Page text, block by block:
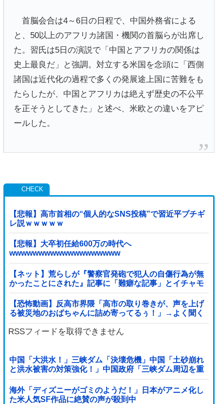
首脳会合は4～6日の日程で、中国外務省による
と、50以上のアフリカ諸国・機関の首脳らが出席し
た。習氏は5日の演説で「中国とアフリカの関係は
史上最良だ」と強調。対立する米国を念頭に「西側
諸国は近代化の過程で多くの発展途上国に苦難をも
たらしたが、中国とアフリカは絶えず歴史の不公平
を正そうとしてきた」と述べ、米欧との違いをアピ
ールした。
【悲報】高市首相の“個人的なSNS投稿”で習近平ブチギ
レ説ｗｗｗｗｗ
【悲報】大卒初任給600万の時代へ
wwwwwwwwwwwwwwwwwww
【ネット】荒らしが『警察官発砲で犯人の自傷行為が無
かったことにされた』記事に「難癖な記事」とイチャモ
ン→自傷行為の動画が拡散してマスゴミの偏向報...
【恐怖動画】反高市界隈「高市の取り巻きが、声を上げ
る被災地のおばちゃんに詰め寄ってるぅ！」→よく聞く
と何やらヤバいことを言っていると話題に…
RSSフィードを取得できません
中国「大洪水！」三峡ダム「決壊危機」中国「土砂崩れ
と洪水被害の対策強化！」中国政府「三峡ダム周辺を重
点強化」中国ダム「決壊」中国「現場封鎖！（空撮削
除」→
海外「ディズニーがゴミのようだ！」日本がアニメ化し
た米人気SF作品に絶賛の声が殺到中